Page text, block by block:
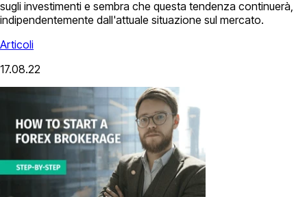
sugli investimenti e sembra che questa tendenza continuerà,
indipendentemente dall'attuale situazione sul mercato.
Articoli
17.08.22